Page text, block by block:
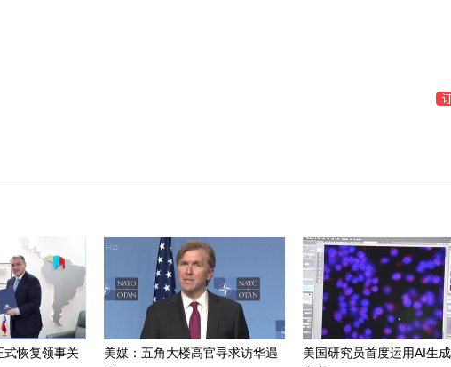
式恢复领事关
美媒：五角大楼高官寻求访华遇
美国研究员首度运用AI生